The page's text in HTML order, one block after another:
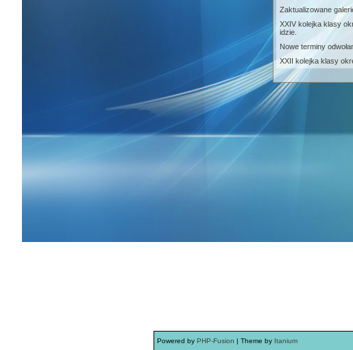
Zaktualizowane
XXIV kolejka klasy
idzie.
Nowe terminy
XXII kolejka klasy
Powered by PHP-Fusion | Theme by Itanium